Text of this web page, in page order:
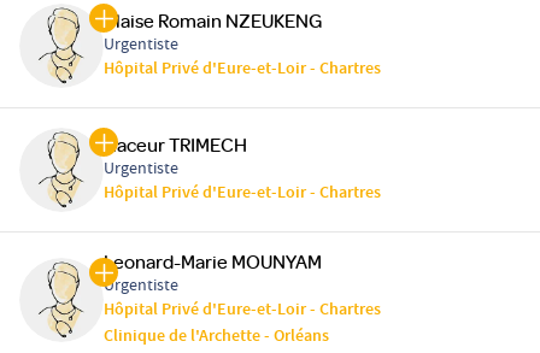
Blaise Romain NZEUKENG
Urgentiste
Hôpital Privé d'Eure-et-Loir - Chartres
Naceur TRIMECH
Urgentiste
Hôpital Privé d'Eure-et-Loir - Chartres
Leonard-Marie MOUNYAM
Urgentiste
Hôpital Privé d'Eure-et-Loir - Chartres
Clinique de l'Archette - Orléans